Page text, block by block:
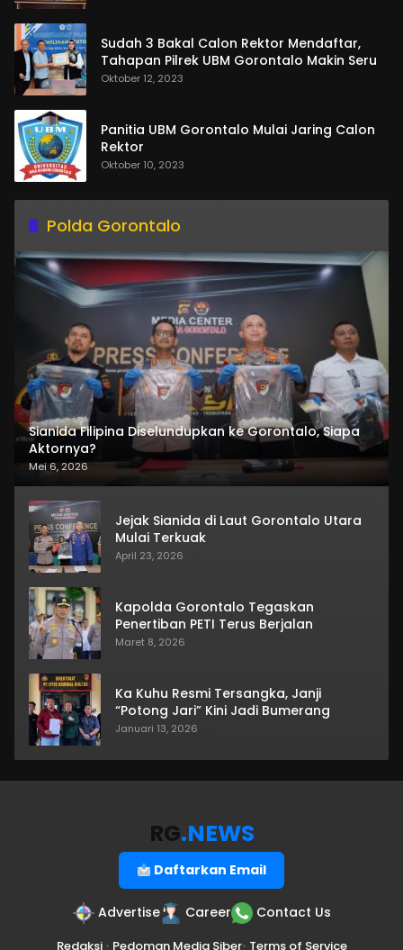
Sudah 3 Bakal Calon Rektor Mendaftar,
Tahapan Pilrek UBM Gorontalo Makin Seru
Oktober 12, 2023
Panitia UBM Gorontalo Mulai Jaring Calon
Rektor
Oktober 10, 2023
Polda Gorontalo
Sianida Filipina Diselundupkan ke Gorontalo, Siapa
Aktornya?
Mei 6, 2026
Jejak Sianida di Laut Gorontalo Utara
Mulai Terkuak
April 23, 2026
Kapolda Gorontalo Tegaskan
Penertiban PETI Terus Berjalan
Maret 8, 2026
Ka Kuhu Resmi Tersangka, Janji
“Potong Jari” Kini Jadi Bumerang
Januari 13, 2026
RG.NEWS
Daftarkan Email
Advertise Career Contact Us
Redaksi• Pedoman Media Siber• Terms of Service